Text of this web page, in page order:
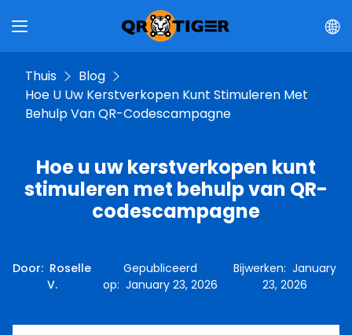
Thuis
Blog
Hoe U Uw Kerstverkopen Kunt Stimuleren Met
Behulp Van QR-Codescampagne
Hoe u uw kerstverkopen kunt
stimuleren met behulp van QR-
codescampagne
Door: Roselle
V.
Gepubliceerd
op:January 23, 2026
Bijwerken: January
23, 2026